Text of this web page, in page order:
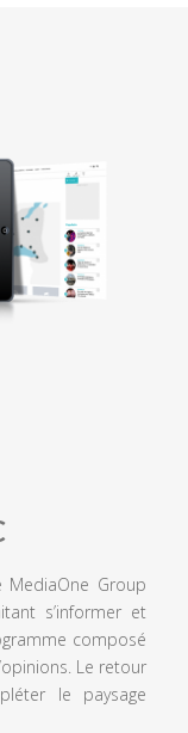
Group
s’informer et
composé
Le retour
le paysage